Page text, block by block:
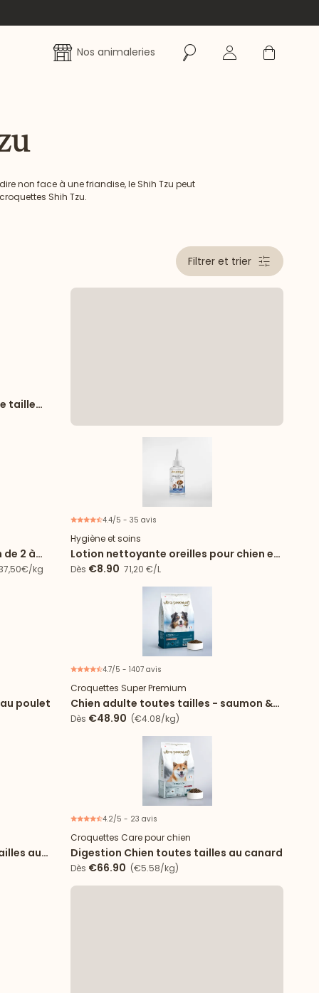
Nos animaleries RechercherSe connecter
Panier
non face à une friandise, le Shih Tzu peut
Shih Tzu.
Filtrer et trier
taille
2 à
kg
4.4/5 - 35 avis
Hygiène et soins
Lotion nettoyante oreilles pour chien et
chat
Dès €8.90 71,20 €/L
poulet
4.7/5 - 1407 avis
Croquettes Super Premium
Chien adulte toutes tailles - saumon &
riz
Dès €48.90 (€4.08/kg)
au
4.2/5 - 23 avis
Croquettes Care pour chien
Digestion Chien toutes tailles au canard
Dès €66.90 (€5.58/kg)